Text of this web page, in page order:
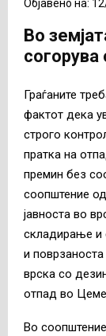
Објавено на:
Во
согорува
Граѓаните
фактот дека
строго
пратка на
премин без
соопштение
јавноста во
складирање и
и
врска со
отпад во
Во